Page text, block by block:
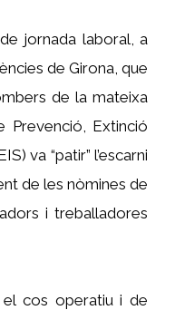
jornada laboral, a
de Girona, que
de la mateixa
Prevenció, Extinció
va “patir” l’escarni
de les nòmines de
i treballadores
cos operatiu i de